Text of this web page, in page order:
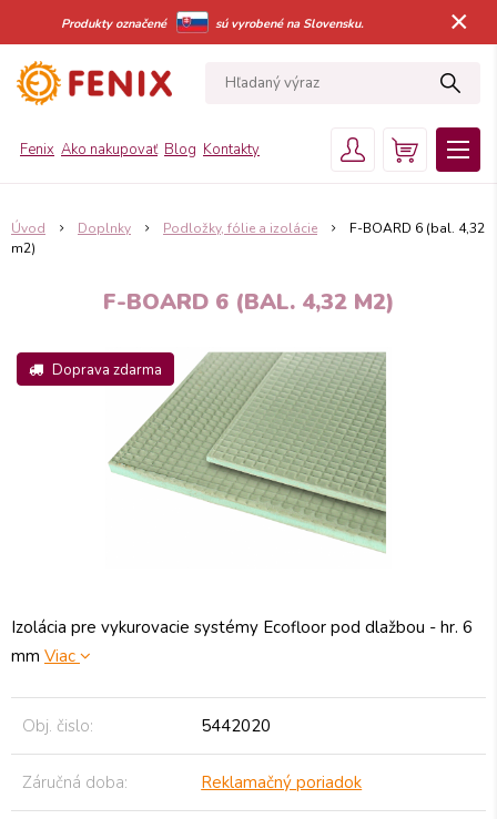
Produkty označené sú vyrobené na Slovensku. ×
Fenix Ako nakupovať Blog Kontakty
Úvod Doplnky Podložky, fólie a izolácie
F-BOARD 6 (bal. 4,32
m2)
F-BOARD 6 (BAL. 4,32 M2)
Doprava zdarma
Izolácia pre vykurovacie systémy Ecofloor pod dlažbou - hr. 6
mm Viac
Obj. čislo: 5442020
Záručná doba: Reklamačný poriadok